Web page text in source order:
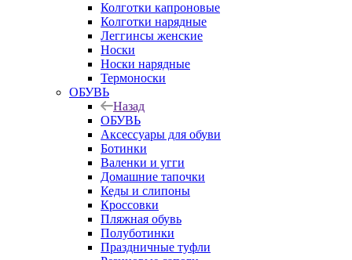
Колготки капроновые
Колготки нарядные
Леггинсы женские
Носки
Носки нарядные
Термоноски
ОБУВЬ
Назад
ОБУВЬ
Аксессуары для обуви
Ботинки
Валенки и угги
Домашние тапочки
Кеды и слипоны
Кроссовки
Пляжная обувь
Полуботинки
Праздничные туфли